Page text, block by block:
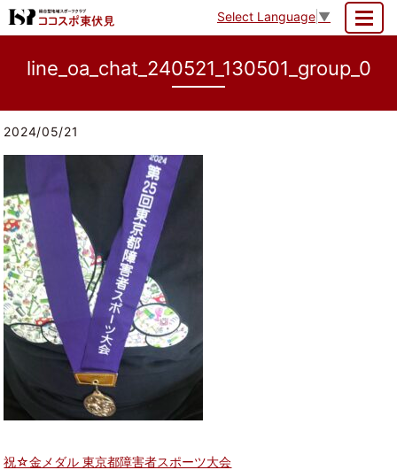
Select Language ▼
line_oa_chat_240521_130501_group_0
2024/05/21
祝☆金メダル 東京都障害者スポーツ大会